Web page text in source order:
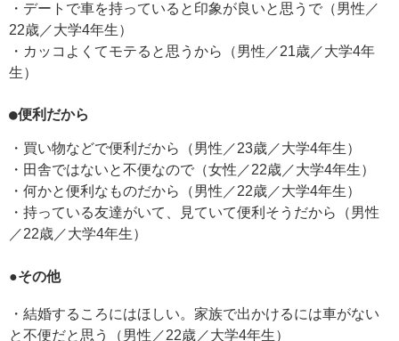
・デートで車を持っていると印象が良いと思うで（男性／
22歳／大学4年生）
・カッコよくてモテると思うから（男性／21歳／大学4年
生）
●便利だから
・買い物などで便利だから（男性／23歳／大学4年生）
・田舎ではないと不便なので（女性／22歳／大学4年生）
・何かと便利なものだから（男性／22歳／大学4年生）
・持っている友達がいて、見ていて便利そうだから（男性
／22歳／大学4年生）
●その他
・結婚するころにはほしい。家族で出かけるには車がない
と不便だと思う（男性／22歳／大学4年生）